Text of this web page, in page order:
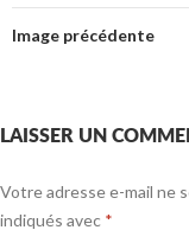
Image précédente
LAISSER UN
Votre adresse e-mail ne
indiqués avec *